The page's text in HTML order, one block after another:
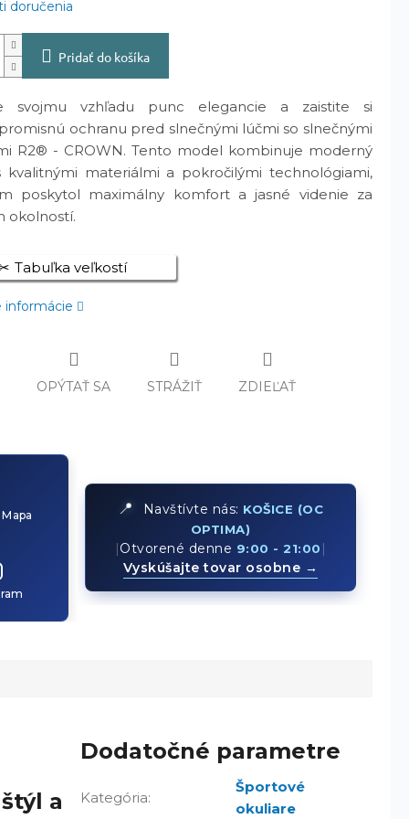
doručenia
Pridať do košíka
svojmu vzhľadu punc elegancie a zaistite si
ochranu pred slnečnými lúčmi so slnečnými
R2® - CROWN. Tento model kombinuje moderný
kvalitnými materiálmi a pokročilými technológiami,
poskytol maximálny komfort a jasné videnie za
okolností.
Tabuľka veľkostí
informácie
OPÝTAŤ SA STRÁŽIŤ ZDIEĽAŤ
📍 Navštívte nás: KOŠICE (OC
OPTIMA)
Otvorené denne 9:00 - 21:00
Vyskúšajte tovar osobne →
a
Dodatočné parametre
Kategória:
Športové
okuliare